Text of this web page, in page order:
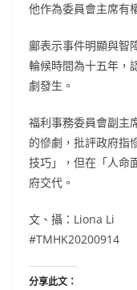
他作為委員會主席有
鄺表示事件明顯與智
輪候時間為十五年，
劇發生。
福利事務委員會副主
的慘劇，批評政府指
技巧」，但在「人命
府交代。
文、攝：Liona Li
#TMHK20200914
分享此文：